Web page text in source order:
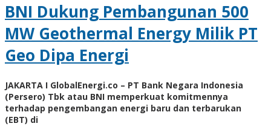
BNI Dukung Pembangunan 500
MW Geothermal Energy Milik PT
Geo Dipa Energi
JAKARTA I GlobalEnergi.co – PT Bank Negara Indonesia
(Persero) Tbk atau BNI memperkuat komitmennya
terhadap pengembangan energi baru dan terbarukan
(EBT) di